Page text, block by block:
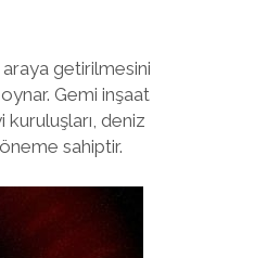
araya getirilmesini
Gemi inşaat
deniz
sahiptir.